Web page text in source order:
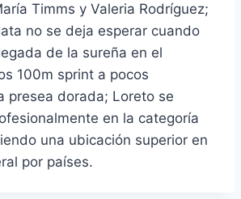
Timms y Valeria Rodríguez;
no se deja esperar cuando
de la sureña en el
100m sprint a pocos
presea dorada; Loreto se
en la categoría
una ubicación superior en
por países.